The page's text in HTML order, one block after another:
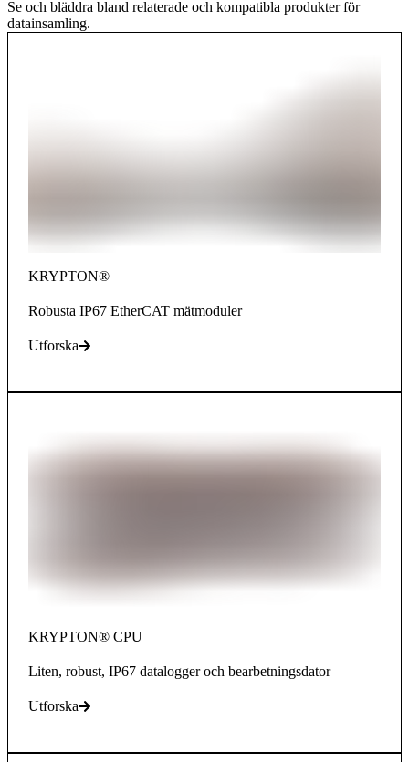
Se och bläddra bland relaterade och kompatibla produkter för
datainsamling.
KRYPTON®
Robusta IP67 EtherCAT mätmoduler
Utforska
KRYPTON® CPU
Liten, robust, IP67 datalogger och bearbetningsdator
Utforska